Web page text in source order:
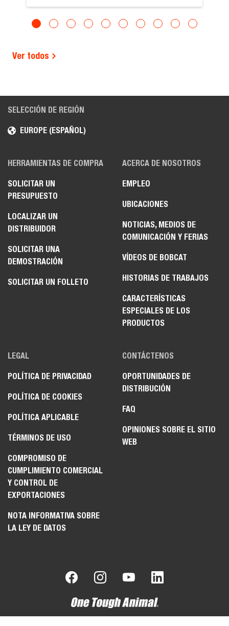
Ver todos
SELECCIÓN DE REGIÓN
EUROPE (ESPAÑOL)
HERRAMIENTAS DE COMPRA
SOLICITAR UN
PRESUPUESTO
LOCALIZAR UN
DISTRIBUIDOR
SOLICITAR UNA
DEMOSTRACIÓN
SOLICITAR UN FOLLETO
ACERCA DE NOSOTROS
EMPLEO
UBICACIONES
NOTICIAS, MEDIOS DE
COMUNICACIÓN Y FERIAS
VÍDEOS DE BOBCAT
HISTORIAS DE TRABAJOS
CARACTERÍSTICAS
ESPECIALES DE LOS
PRODUCTOS
LEGAL
POLÍTICA DE PRIVACIDAD
POLÍTICA DE COOKIES
POLÍTICA APLICABLE
TÉRMINOS DE USO
COMPROMISO DE
CUMPLIMIENTO COMERCIAL
Y CONTROL DE
EXPORTACIONES
NOTA INFORMATIVA SOBRE
LA LEY DE DATOS
CONTÁCTENOS
OPORTUNIDADES DE
DISTRIBUCIÓN
FAQ
OPINIONES SOBRE EL SITIO
WEB